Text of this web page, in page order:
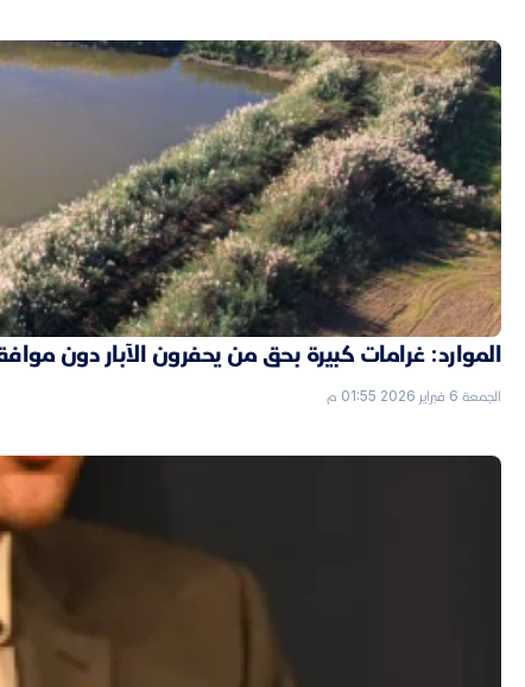
الموارد: غرامات كبيرة بحق من يحفرون الآبار دون
الجمعة 6 فبراير 2026 01:55 م